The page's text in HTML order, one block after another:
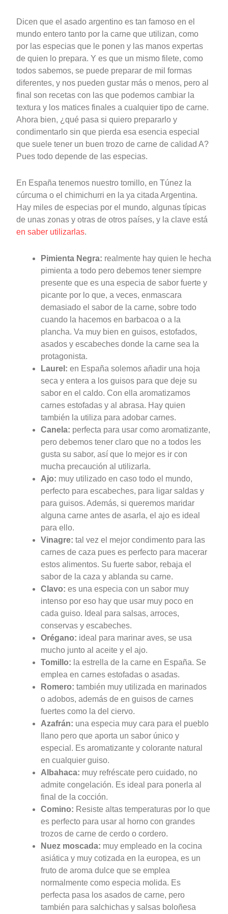
Dicen que el asado argentino es tan famoso en el
mundo entero tanto por la carne que utilizan, como
por las especias que le ponen y las manos expertas
de quien lo prepara. Y es que un mismo filete, como
todos sabemos, se puede preparar de mil formas
diferentes, y nos pueden gustar más o menos, pero al
final son recetas con las que podemos cambiar la
textura y los matices finales a cualquier tipo de carne.
Ahora bien, ¿qué pasa si quiero prepararlo y
condimentarlo sin que pierda esa esencia especial
que suele tener un buen trozo de carne de calidad A?
Pues todo depende de las especias.
En España tenemos nuestro tomillo, en Túnez la
cúrcuma o el chimichurri en la ya citada Argentina.
Hay miles de especias por el mundo, algunas típicas
de unas zonas y otras de otros países, y la clave está
en saber utilizarlas.
Pimienta Negra: realmente hay quien le hecha
pimienta a todo pero debemos tener siempre
presente que es una especia de sabor fuerte y
picante por lo que, a veces, enmascara
demasiado el sabor de la carne, sobre todo
cuando la hacemos en barbacoa o a la
plancha. Va muy bien en guisos, estofados,
asados y escabeches donde la carne sea la
protagonista.
Laurel: en España solemos añadir una hoja
seca y entera a los guisos para que deje su
sabor en el caldo. Con ella aromatizamos
carnes estofadas y al abrasa. Hay quien
también la utiliza para adobar carnes.
Canela: perfecta para usar como aromatizante,
pero debemos tener claro que no a todos les
gusta su sabor, así que lo mejor es ir con
mucha precaución al utilizarla.
Ajo: muy utilizado en caso todo el mundo,
perfecto para escabeches, para ligar saldas y
para guisos. Además, si queremos maridar
alguna carne antes de asarla, el ajo es ideal
para ello.
Vinagre: tal vez el mejor condimento para las
carnes de caza pues es perfecto para macerar
estos alimentos. Su fuerte sabor, rebaja el
sabor de la caza y ablanda su carne.
Clavo: es una especia con un sabor muy
intenso por eso hay que usar muy poco en
cada guiso. Ideal para salsas, arroces,
conservas y escabeches.
Orégano: ideal para marinar aves, se usa
mucho junto al aceite y el ajo.
Tomillo: la estrella de la carne en España. Se
emplea en carnes estofadas o asadas.
Romero: también muy utilizada en marinados
o adobos, además de en guisos de carnes
fuertes como la del ciervo.
Azafrán: una especia muy cara para el pueblo
llano pero que aporta un sabor único y
especial. Es aromatizante y colorante natural
en cualquier guiso.
Albahaca: muy refréscate pero cuidado, no
admite congelación. Es ideal para ponerla al
final de la cocción.
Comino: Resiste altas temperaturas por lo que
es perfecto para usar al horno con grandes
trozos de carne de cerdo o cordero.
Nuez moscada: muy empleado en la cocina
asiática y muy cotizada en la europea, es un
fruto de aroma dulce que se emplea
normalmente como especia molida. Es
perfecta pasa los asados de carne, pero
también para salchichas y salsas boloñesa